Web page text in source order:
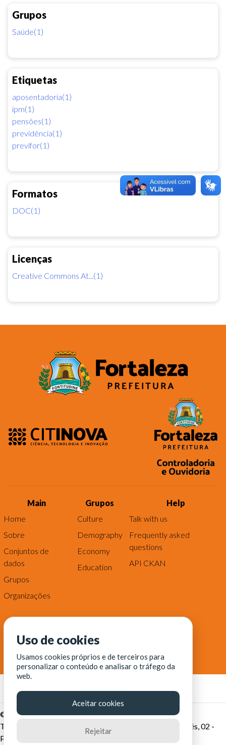
Grupos
Saúde(1)
Etiquetas
aposentadoria(1)
ipm(1)
pensões(1)
previdência(1)
previfor(1)
Formatos
DOC(1)
Licenças
Creative Commons At...(1)
Main
Home
Sobre
Conjuntos de
dados
Grupos
Organizações
Grupos
Culture
Demography
Economy
Education
Help
Talk with us
Frequently asked
questions
API CKAN
© Fortaleza Digital || CITINOVA - Fundação de Ciência,
Tecnologia e Inovação de Fortaleza - Rua dos Tremembés, 02 -
Praia de Iracema - Fortaleza-CE
Uso de cookies
Usamos cookies próprios e de terceiros para
personalizar o conteúdo e analisar o tráfego da
web.
Aceitar cookies
Rejeitar